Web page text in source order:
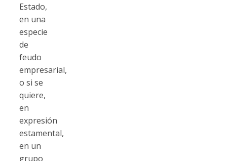
Estado,
en una
especie
de
feudo
empresarial,
o si se
quiere,
en
expresión
estamental,
en un
grupo